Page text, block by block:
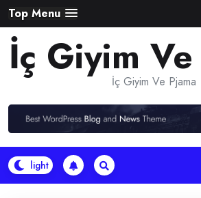
Skip
to
content
Top Menu
İç Giyim Ve
İç Giyim Ve Pjama